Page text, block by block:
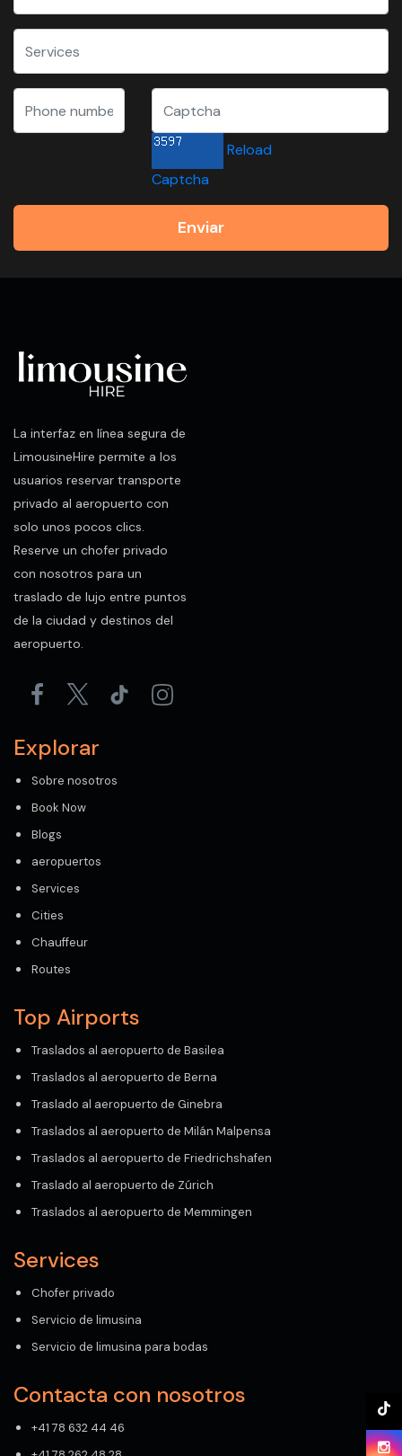
Reload
Captcha
Enviar
La interfaz en línea segura de
LimousineHire permite a los
usuarios reservar transporte
privado al aeropuerto con
solo unos pocos clics.
Reserve un chofer privado
con nosotros para un
traslado de lujo entre puntos
de la ciudad y destinos del
aeropuerto.
Explorar
Sobre nosotros
Book Now
Blogs
aeropuertos
Services
Cities
Chauffeur
Routes
Top Airports
Traslados al aeropuerto de Basilea
Traslados al aeropuerto de Berna
Traslado al aeropuerto de Ginebra
Traslados al aeropuerto de Milán Malpensa
Traslados al aeropuerto de Friedrichshafen
Traslado al aeropuerto de Zúrich
Traslados al aeropuerto de Memmingen
Services
Chofer privado
Servicio de limusina
Servicio de limusina para bodas
Contacta con nosotros
+41 78 632 44 46